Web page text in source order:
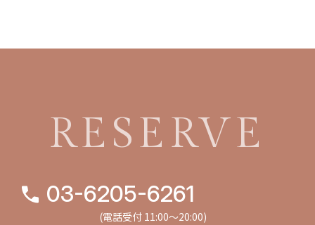
RESERVE
03-6205-6261
(電話受付 11:00〜20:00)